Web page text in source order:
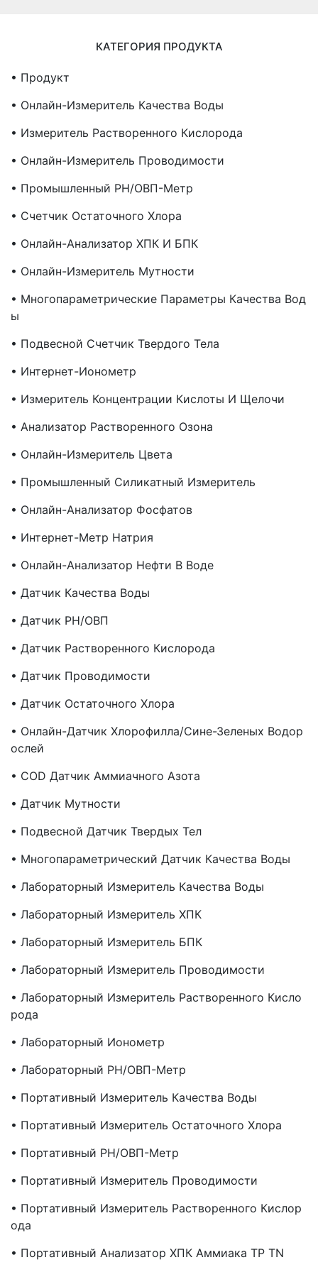
КАТЕГОРИЯ ПРОДУКТА
• Продукт
• Онлайн-Измеритель Качества Воды
• Измеритель Растворенного Кислорода
• Онлайн-Измеритель Проводимости
• Промышленный PH/ОВП-Метр
• Счетчик Остаточного Хлора
• Онлайн-Анализатор ХПК И БПК
• Онлайн-Измеритель Мутности
• Многопараметрические Параметры Качества Вод
Ы
• Подвесной Счетчик Твердого Тела
• Интернет-Ионометр
• Измеритель Концентрации Кислоты И Щелочи
• Анализатор Растворенного Озона
• Онлайн-Измеритель Цвета
• Промышленный Силикатный Измеритель
• Онлайн-Анализатор Фосфатов
• Интернет-Метр Натрия
• Онлайн-Анализатор Нефти В Воде
• Датчик Качества Воды
• Датчик PH/ОВП
• Датчик Растворенного Кислорода
• Датчик Проводимости
• Датчик Остаточного Хлора
• Онлайн-Датчик Хлорофилла/сине-Зеленых Водор
Ослей
• COD Датчик Аммиачного Азота
• Датчик Мутности
• Подвесной Датчик Твердых Тел
• Многопараметрический Датчик Качества Воды
• Лабораторный Измеритель Качества Воды
• Лабораторный Измеритель ХПК
• Лабораторный Измеритель БПК
• Лабораторный Измеритель Проводимости
• Лабораторный Измеритель Растворенного Кисло
Рода
• Лабораторный Ионометр
• Лабораторный PH/ОВП-Метр
• Портативный Измеритель Качества Воды
• Портативный Измеритель Остаточного Хлора
• Портативный PH/ОВП-Метр
• Портативный Измеритель Проводимости
• Портативный Измеритель Растворенного Кислор
Ода
• Портативный Анализатор ХПК Аммиака TP TN